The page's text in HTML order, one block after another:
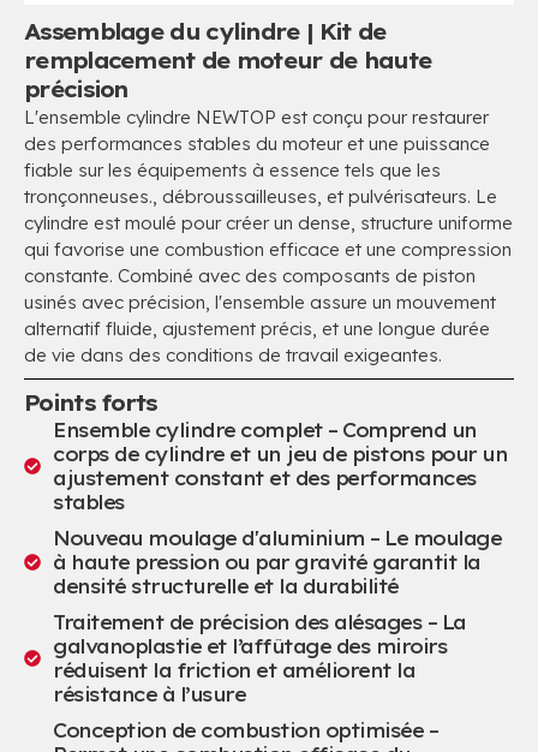
Assemblage du cylindre | Kit de
remplacement de moteur de haute
précision
L'ensemble cylindre NEWTOP est conçu pour restaurer
des performances stables du moteur et une puissance
fiable sur les équipements à essence tels que les
tronçonneuses., débroussailleuses, et pulvérisateurs. Le
cylindre est moulé pour créer un dense, structure uniforme
qui favorise une combustion efficace et une compression
constante. Combiné avec des composants de piston
usinés avec précision, l'ensemble assure un mouvement
alternatif fluide, ajustement précis, et une longue durée
de vie dans des conditions de travail exigeantes.
Points forts
Ensemble cylindre complet – Comprend un
corps de cylindre et un jeu de pistons pour un
ajustement constant et des performances
stables
Nouveau moulage d'aluminium – Le moulage
à haute pression ou par gravité garantit la
densité structurelle et la durabilité
Traitement de précision des alésages – La
galvanoplastie et l’affûtage des miroirs
réduisent la friction et améliorent la
résistance à l’usure
Conception de combustion optimisée –